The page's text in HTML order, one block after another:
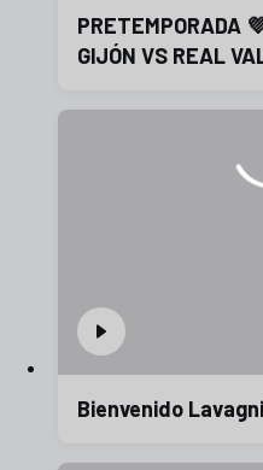
PRETEMPORADA
GIJÓN VS REAL
Bienvenido